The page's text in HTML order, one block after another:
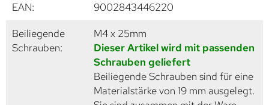
EAN:
9002843446220
Beiliegende
Schrauben:
M4 x 25mm
Dieser Artikel wird mit passenden
Schrauben geliefert
Beiliegende Schrauben sind für eine
Materialstärke von 19 mm ausgelegt.